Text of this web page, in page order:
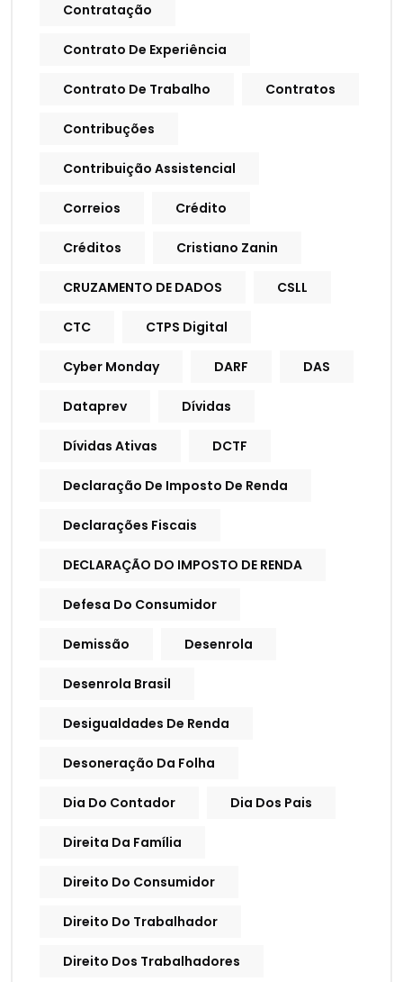
Contratação
Contrato De Experiência
Contrato De Trabalho Contratos
Contribuções
Contribuição Assistencial
Correios Crédito
Créditos Cristiano Zanin
CRUZAMENTO DE DADOS CSLL
CTC CTPS Digital
Cyber Monday DARF DAS
Dataprev Dívidas
Dívidas Ativas DCTF
Declaração De Imposto De Renda
Declarações Fiscais
DECLARAÇÃO DO IMPOSTO DE RENDA
Defesa Do Consumidor
Demissão Desenrola
Desenrola Brasil
Desigualdades De Renda
Desoneração Da Folha
Dia Do Contador Dia Dos Pais
Direita Da Família
Direito Do Consumidor
Direito Do Trabalhador
Direito Dos Trabalhadores